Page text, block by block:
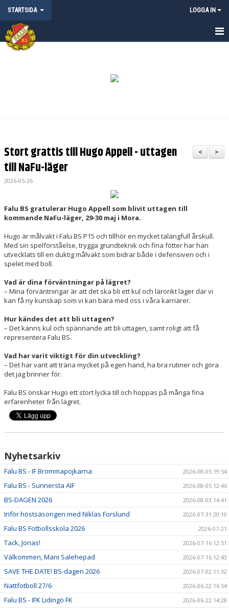
STARTSIDA LOGGA IN
STARTSIDA
KONTAKT
FALU BS KLUBBSHOP
ANMÄLAN CAMPER & LÄGER
>
<
Stort grattis till Hugo Appell - uttagen
till NaFu-läger
2026-05-26
Falu BS gratulerar Hugo Appell som blivit uttagen till
kommande NaFu-läger, 29-30 maj i Mora.
Hugo är målvakt i Falu BS P15 och tillhör en mycket talangfull årskull.
Med sin spelförståelse, trygga grundteknik och fina fötter har han
utvecklats till en duktig målvakt som bidrar både i defensiven och i
spelet med boll.
Vad är dina förväntningar på lägret?
– Mina förväntningar är att det ska bli ett kul och lärorikt läger där vi
kan få ny kunskap som vi kan bära med oss i våra karriärer.
Hur kändes det att bli uttagen?
– Det känns kul och spännande att bli uttagen, samt roligt att få
representera Falu BS.
Vad har varit viktigt för din utveckling?
– Det har varit att träna mycket på egen hand, ha bra rutiner och göra
det jag brinner för.
Falu BS önskar Hugo ett stort lycka till och hoppas på många fina
erfarenheter från lägret.
Nyhetsarkiv
Falu BS - IF Brommapojkarna 2026-08-05 19:54
Falu BS - Sunnersta AIF 2026-08-05 12:46
BS-DAGEN 2026 2026-08-03 14:41
Inför höstsäsongen med Niklas Forslund 2026-07-31 20:10
Falu BS Fotbollsskola 2026 2026-07-21
Tack, Jonas! 2026-07-16 12:51
Välkommen, Mani Salehepad 2026-07-16 12:43
SAVE THE DATE! BS-dagen 2026 2026-07-02 11:32
Nattfotboll 27/6 2026-06-22 16:54
Falu BS - IFK Lidingö FK 2026-06-22 14:28